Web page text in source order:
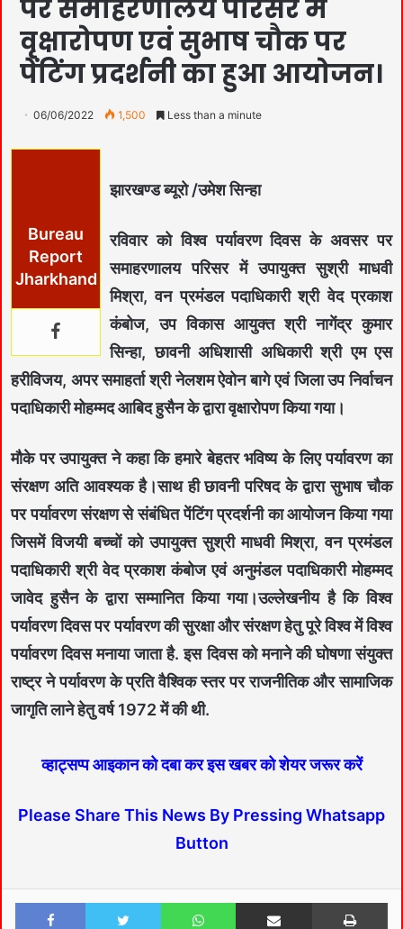
पर समाहरणालय परिसर में
वृक्षारोपण एवं सुभाष चौक पर
पेंटिंग प्रदर्शनी का हुआ आयोजन।
06/06/2022 1,500 Less than a minute
Bureau
Report
Jharkhand
झारखण्ड ब्यूरो /उमेश सिन्हा
रविवार को विश्व पर्यावरण दिवस के अवसर पर
समाहरणालय परिसर में उपायुक्त सुश्री माधवी
मिश्रा, वन प्रमंडल पदाधिकारी श्री वेद प्रकाश
कंबोज, उप विकास आयुक्त श्री नागेंद्र कुमार
सिन्हा, छावनी अधिशासी अधिकारी श्री एम एस
हरीविजय, अपर समाहर्ता श्री नेलशम ऐवोन बागे एवं जिला उप निर्वाचन
पदाधिकारी मोहम्मद आबिद हुसैन के द्वारा वृक्षारोपण किया गया।
मौके पर उपायुक्त ने कहा कि हमारे बेहतर भविष्य के लिए पर्यावरण का
संरक्षण अति आवश्यक है।साथ ही छावनी परिषद के द्वारा सुभाष चौक
पर पर्यावरण संरक्षण से संबंधित पेंटिंग प्रदर्शनी का आयोजन किया गया
जिसमें विजयी बच्चों को उपायुक्त सुश्री माधवी मिश्रा, वन प्रमंडल
पदाधिकारी श्री वेद प्रकाश कंबोज एवं अनुमंडल पदाधिकारी मोहम्मद
जावेद हुसैन के द्वारा सम्मानित किया गया।उल्लेखनीय है कि विश्व
पर्यावरण दिवस पर पर्यावरण की सुरक्षा और संरक्षण हेतु पूरे विश्व में विश्व
पर्यावरण दिवस मनाया जाता है. इस दिवस को मनाने की घोषणा संयुक्त
राष्ट्र ने पर्यावरण के प्रति वैश्विक स्तर पर राजनीतिक और सामाजिक
जागृति लाने हेतु वर्ष 1972 में की थी.
व्हाट्सप्प आइकान को दबा कर इस खबर को शेयर जरूर करें
Please Share This News By Pressing Whatsapp
Button